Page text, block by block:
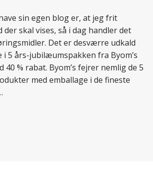
sin egen blog er, at jeg frit
der skal vises, så i dag handler det
Det er desværre udkald
5 års-jubilæumspakken fra Byom’s
40 % rabat. Byom’s fejrer nemlig de 5
med emballage i de fineste